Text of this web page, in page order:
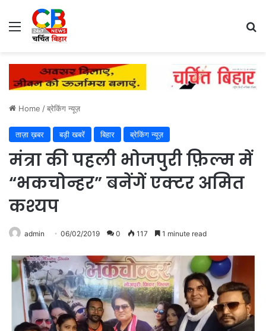
Menu
Home /ब्रेकिंग न्यूज़
ताज़ा ख़बर बड़ी खबरें बिहार ब्रेकिंग न्यूज़
मंत्रा की पहली भोजपुरी फ़िल्म में
“भकचोन्हर” बनेंगें एक्टर अमित
कश्यप
admin 06/02/2019 0 117 1 minute read